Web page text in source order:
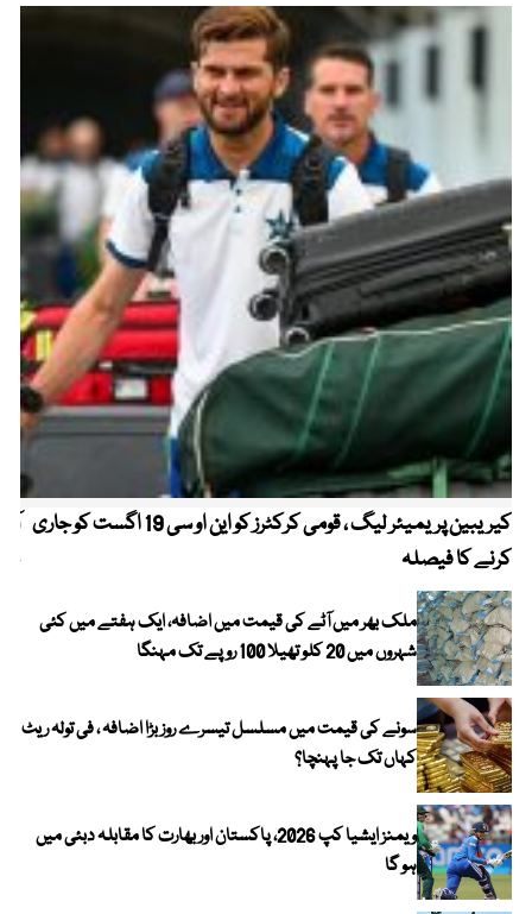
کیریبین پریمیئر لیگ ، قومی کرکٹرز کو این او سی 19 اگست کو جاری
کرنے کا فیصلہ
ملک بھر میں آٹے کی قیمت میں اضافہ، ایک ہفتے میں کئی
شہروں میں 20 کلو تھیلا 100 روپے تک مہنگا
سونے کی قیمت میں مسلسل تیسرے روز بڑا اضافہ ، فی تولہ ریٹ
کہاں تک جا پہنچا؟
ویمنز ایشیا کپ 2026، پاکستان اور بھارت کا مقابلہ دبئی میں
ہو گا